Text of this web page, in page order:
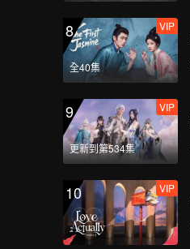
8
全40集
VIP
9
更新到第534集
VIP
10 VIP